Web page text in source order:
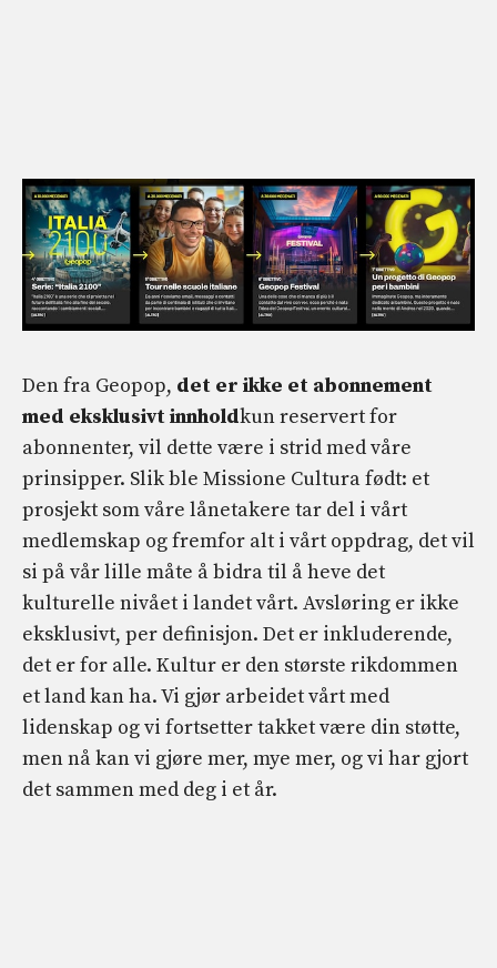
Den fra Geopop, det er ikke et abonnement
med eksklusivt innholdkun reservert for
abonnenter, vil dette være i strid med våre
prinsipper. Slik ble Missione Cultura født: et
prosjekt som våre lånetakere tar del i vårt
medlemskap og fremfor alt i vårt oppdrag, det vil
si på vår lille måte å bidra til å heve det
kulturelle nivået i landet vårt. Avsløring er ikke
eksklusivt, per definisjon. Det er inkluderende,
det er for alle. Kultur er den største rikdommen
et land kan ha. Vi gjør arbeidet vårt med
lidenskap og vi fortsetter takket være din støtte,
men nå kan vi gjøre mer, mye mer, og vi har gjort
det sammen med deg i et år.